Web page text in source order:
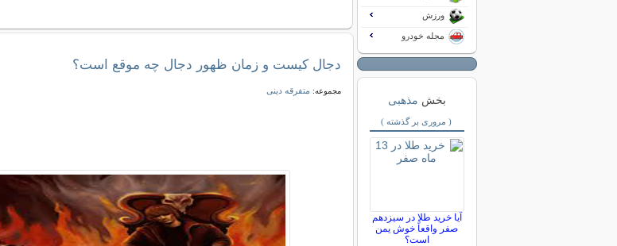
دجال کیست و زمان ظهور دجال چه موقع است؟
مجموعه: متفرقه دینی
ورزش
مجله خودرو
بخش مذهبی
( مروری بر گذشته )
آیا خرید طلا در سیزدهم
صفر واقعاً خوش یمن
است؟